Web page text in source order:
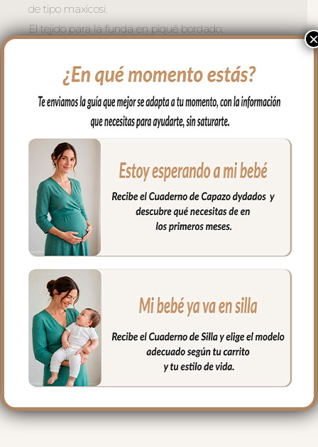
de tipo maxicosi.
El tejido para la funda en piqué bordado;
micro fibra hueca para mayor confort del
bebé y muy buena transpirabilidad. Por
el revés un tejido rejilla 3D para una
mejor ventilación.
Ojales en respaldo y culete para la salida
de arneses. Traseras ajustadas con goma
en la parte superior y en la inferior para
que quede bien sujeta.
Puedes lavar a mano o en lavadora,
siempre agua fría, jabones no abrasivos y
secado al natural.
PRODUCTOS
RELACIONADOS
×